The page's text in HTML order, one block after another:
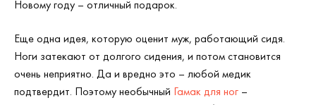
Новому году – отличный подарок.
Еще одна идея, которую оценит муж, работающий сидя.
Ноги затекают от долгого сидения, и потом становится
очень неприятно. Да и вредно это – любой медик
подтвердит. Поэтому необычный Гамак для ног –